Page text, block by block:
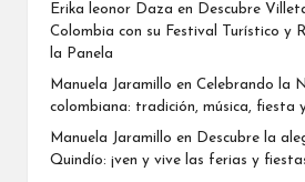
Erika leonor Daza en
Descubre
Colombia con su Festival Turístico y
la Panela
Manuela Jaramillo en Celebrando la
colombiana: tradición, música, fiesta
Manuela Jaramillo en
Descubre la
Quindío: ¡ven y vive las ferias y